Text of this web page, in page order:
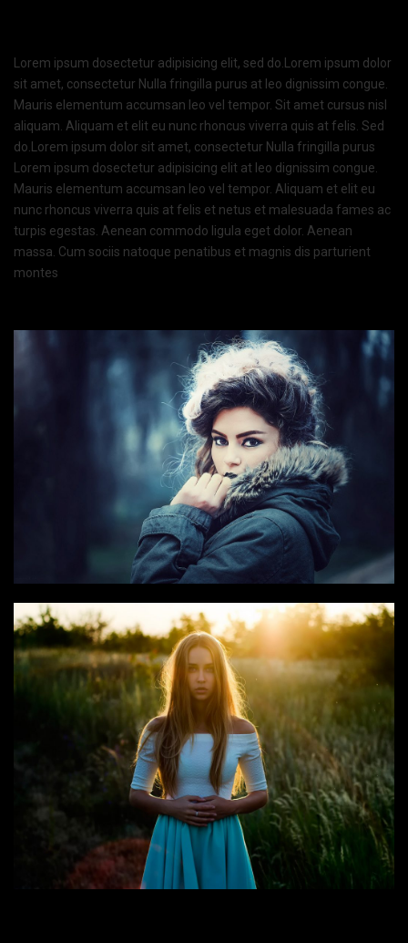
Lorem ipsum dosectetur adipisicing elit, sed do.Lorem ipsum dolor
sit amet, consectetur Nulla fringilla purus at leo dignissim congue.
Mauris elementum accumsan leo vel tempor. Sit amet cursus nisl
aliquam. Aliquam et elit eu nunc rhoncus viverra quis at felis. Sed
do.Lorem ipsum dolor sit amet, consectetur Nulla fringilla purus
Lorem ipsum dosectetur adipisicing elit at leo dignissim congue.
Mauris elementum accumsan leo vel tempor. Aliquam et elit eu
nunc rhoncus viverra quis at felis et netus et malesuada fames ac
turpis egestas. Aenean commodo ligula eget dolor. Aenean
massa. Cum sociis natoque penatibus et magnis dis parturient
montes